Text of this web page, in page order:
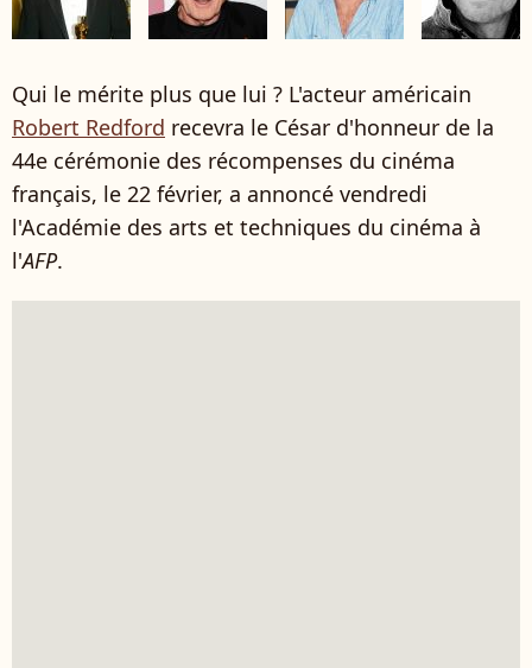
Qui le mérite plus que lui ? L'acteur américain
Robert Redford recevra le César d'honneur de la
44e cérémonie des récompenses du cinéma
français, le 22 février, a annoncé vendredi
l'Académie des arts et techniques du cinéma à
l'AFP.